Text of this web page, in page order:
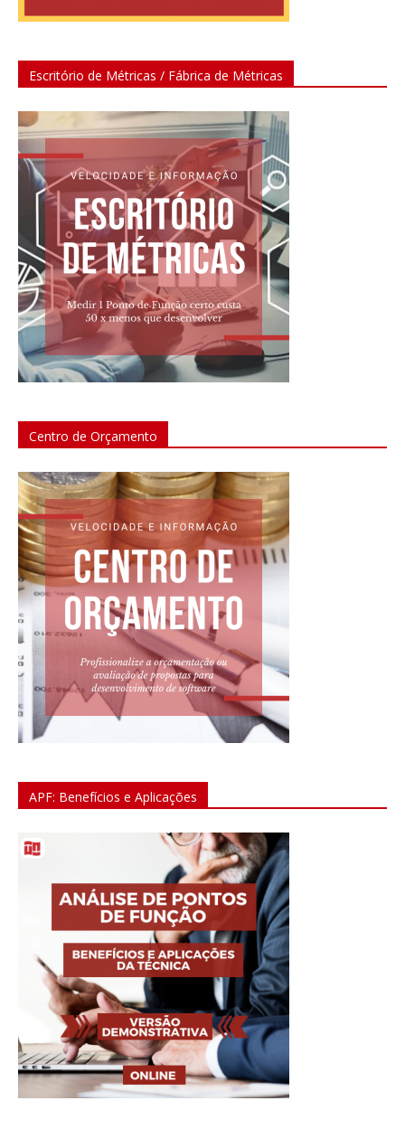
Escritório de Métricas / Fábrica de Métricas
Centro de Orçamento
APF: Benefícios e Aplicações